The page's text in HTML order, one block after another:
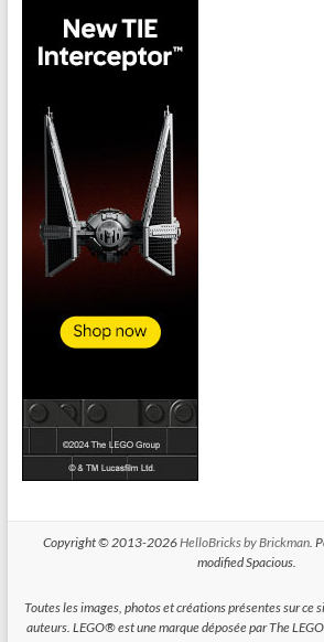
Copyright © 2013-2026HelloBricks by Brickman.
modified Spacious.
Toutes les images, photos et créations présentes sur ce
auteurs. LEGO® est une marque déposée par The